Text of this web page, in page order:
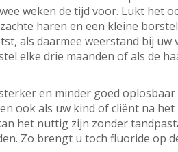
weken de tijd voor. Lukt het
haren en een kleine
als daarmee weerstand bij
elke drie maanden of als de
en minder goed
ook als uw kind of cliënt na
het nuttig zijn zonder
Zo brengt u toch fluoride op